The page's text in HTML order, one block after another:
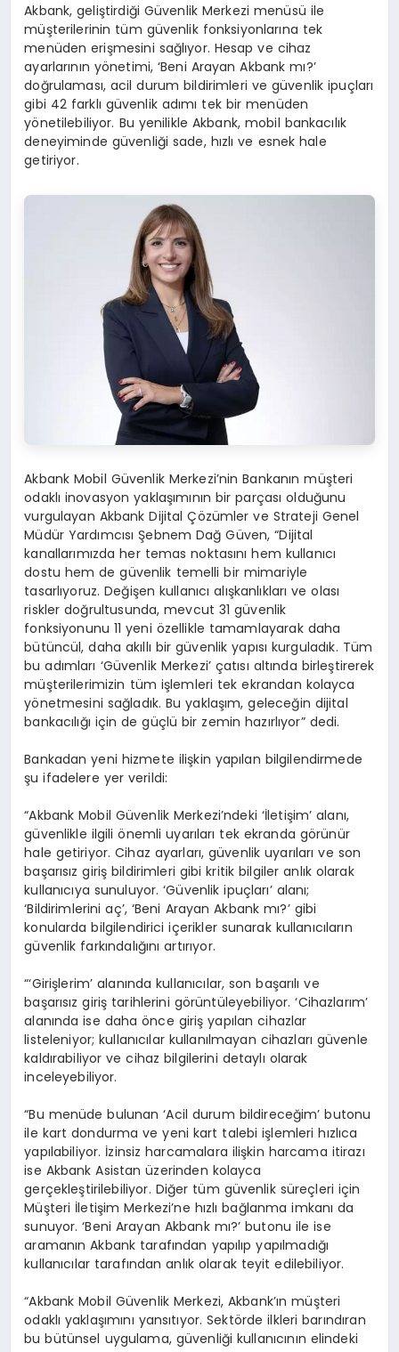
Akbank, geliştirdiği Güvenlik Merkezi menüsü ile
müşterilerinin tüm güvenlik fonksiyonlarına tek
menüden erişmesini sağlıyor. Hesap ve cihaz
ayarlarının yönetimi, ‘Beni Arayan Akbank mı?’
doğrulaması, acil durum bildirimleri ve güvenlik ipuçları
gibi 42 farklı güvenlik adımı tek bir menüden
yönetilebiliyor. Bu yenilikle Akbank, mobil bankacılık
deneyiminde güvenliği sade, hızlı ve esnek hale
getiriyor.
Akbank Mobil Güvenlik Merkezi’nin Bankanın müşteri
odaklı inovasyon yaklaşımının bir parçası olduğunu
vurgulayan Akbank Dijital Çözümler ve Strateji Genel
Müdür Yardımcısı Şebnem Dağ Güven, “Dijital
kanallarımızda her temas noktasını hem kullanıcı
dostu hem de güvenlik temelli bir mimariyle
tasarlıyoruz. Değişen kullanıcı alışkanlıkları ve olası
riskler doğrultusunda, mevcut 31 güvenlik
fonksiyonunu 11 yeni özellikle tamamlayarak daha
bütüncül, daha akıllı bir güvenlik yapısı kurguladık. Tüm
bu adımları ‘Güvenlik Merkezi’ çatısı altında birleştirerek
müşterilerimizin tüm işlemleri tek ekrandan kolayca
yönetmesini sağladık. Bu yaklaşım, geleceğin dijital
bankacılığı için de güçlü bir zemin hazırlıyor” dedi.
Bankadan yeni hizmete ilişkin yapılan bilgilendirmede
şu ifadelere yer verildi:
“Akbank Mobil Güvenlik Merkezi’ndeki ‘İletişim’ alanı,
güvenlikle ilgili önemli uyarıları tek ekranda görünür
hale getiriyor. Cihaz ayarları, güvenlik uyarıları ve son
başarısız giriş bildirimleri gibi kritik bilgiler anlık olarak
kullanıcıya sunuluyor. ‘Güvenlik ipuçları’ alanı;
‘Bildirimlerini aç’, ‘Beni Arayan Akbank mı?’ gibi
konularda bilgilendirici içerikler sunarak kullanıcıların
güvenlik farkındalığını artırıyor.
“‘Girişlerim’ alanında kullanıcılar, son başarılı ve
başarısız giriş tarihlerini görüntüleyebiliyor. ‘Cihazlarım’
alanında ise daha önce giriş yapılan cihazlar
listeleniyor; kullanıcılar kullanılmayan cihazları güvenle
kaldırabiliyor ve cihaz bilgilerini detaylı olarak
inceleyebiliyor.
“Bu menüde bulunan ‘Acil durum bildireceğim’ butonu
ile kart dondurma ve yeni kart talebi işlemleri hızlıca
yapılabiliyor. İzinsiz harcamalara ilişkin harcama itirazı
ise Akbank Asistan üzerinden kolayca
gerçekleştirilebiliyor. Diğer tüm güvenlik süreçleri için
Müşteri İletişim Merkezi’ne hızlı bağlanma imkanı da
sunuyor. ‘Beni Arayan Akbank mı?’ butonu ile ise
aramanın Akbank tarafından yapılıp yapılmadığı
kullanıcılar tarafından anlık olarak teyit edilebiliyor.
“Akbank Mobil Güvenlik Merkezi, Akbank’ın müşteri
odaklı yaklaşımını yansıtıyor. Sektörde ilkleri barındıran
bu bütünsel uygulama, güvenliği kullanıcının elindeki